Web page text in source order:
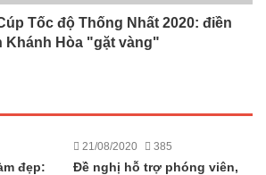
Tốc độ Thống Nhất 2020: điền
Khánh Hòa "gặt vàng"
đẹp:
21/08/2020 385
Đề nghị hỗ trợ phóng viên,